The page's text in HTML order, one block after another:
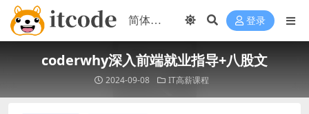
登录
coderwhy深入前端就业指导+八股文
2024-09-08 IT高薪课程